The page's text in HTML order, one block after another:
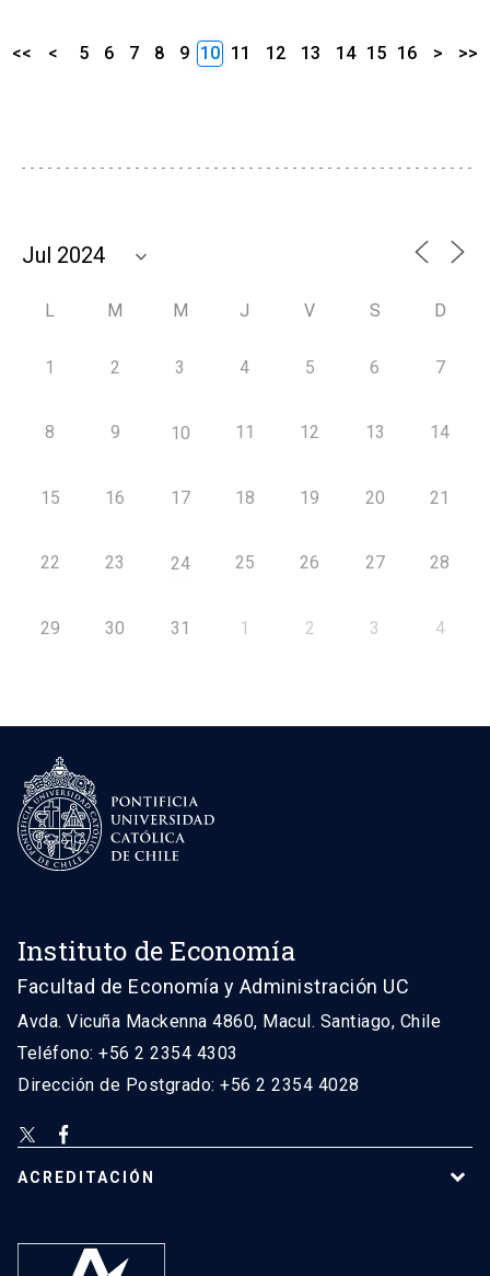
<< < 5 6 7 8 9 10 11 12 13 14 15 16 > >>
L M M J V S D
1 2 3 4 5 6 7
8 9 10 11 12 13 14
15 16 17 18 19 20 21
22 23 24 25 26 27 28
29 30 31 1 2 3 4
Instituto de Economía
Facultad de Economía y Administración UC
Avda. Vicuña Mackenna 4860, Macul. Santiago, Chile
Teléfono: +56 2 2354 4303
Dirección de Postgrado: +56 2 2354 4028
ACREDITACIÓN